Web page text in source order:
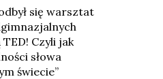
się warsztat
Czyli jak
słowa
świecie”